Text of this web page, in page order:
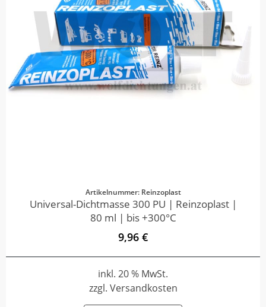
Artikelnummer: Reinzoplast
Universal-Dichtmasse 300 PU | Reinzoplast |
80 ml | bis +300°C
9,96 €
inkl. 20 % MwSt.
zzgl. Versandkosten